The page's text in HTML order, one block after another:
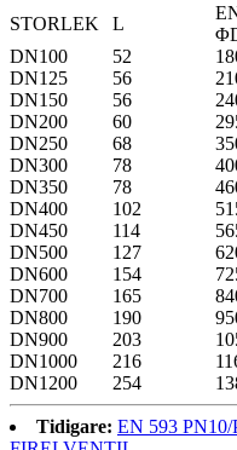
STORLEK L
DN100
52
DN125
56
DN150
56
DN200
60
DN250
68
DN300
78
DN350
78
DN400
102
DN450
114
DN500
127
DN600
154
DN700
165
DN800
190
DN900
203
DN1000
216
DN1200
254
Tidigare: EN 593